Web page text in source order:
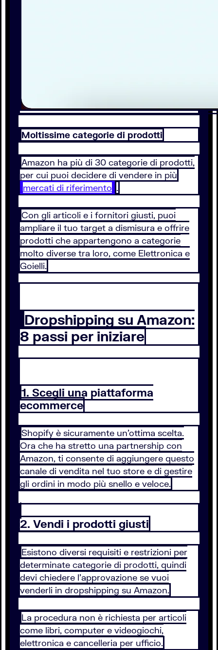
Moltissime categorie di prodotti
Amazon ha più di 30 categorie di prodotti,
per cui puoi decidere di vendere in più
mercati di riferimento .
Con gli articoli e i fornitori giusti, puoi
ampliare il tuo target a dismisura e offrire
prodotti che appartengono a categorie
molto diverse tra loro, come Elettronica e
Goielli.
Dropshipping su Amazon:
8 passi per iniziare
1. Scegli una piattaforma
ecommerce
Shopify è sicuramente un’ottima scelta.
Ora che ha stretto una partnership con
Amazon, ti consente di aggiungere questo
canale di vendita nel tuo store e di gestire
gli ordini in modo più snello e veloce.
2. Vendi i prodotti giusti
Esistono diversi requisiti e restrizioni per
determinate categorie di prodotti, quindi
devi chiedere l’approvazione se vuoi
venderli in dropshipping su Amazon.
La procedura non è richiesta per articoli
come libri, computer e videogiochi,
elettronica e cancelleria per ufficio.